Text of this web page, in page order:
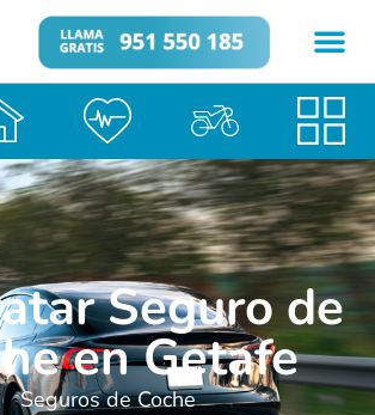
Seguro de
en Getafe
Seguros de Coche